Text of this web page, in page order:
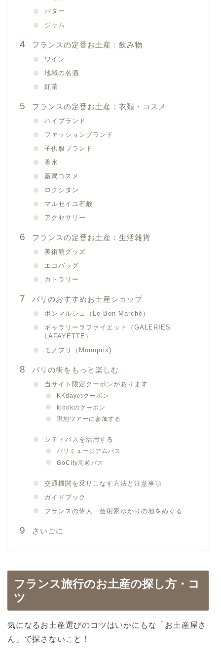
バター
ジャム
フランスの定番お土産：飲み物
ワイン
地域の名酒
紅茶
フランスの定番お土産：衣類・コスメ
ハイブランド
ファッションブランド
子供服ブランド
香水
薬局コスメ
ロクシタン
マルセイユ石鹸
アクセサリー
フランスの定番お土産：生活雑貨
美術館グッズ
エコバッグ
カトラリー
パリのおすすめお土産ショップ
ボンマルシェ（Le Bon Marché）
ギャラリーラファイエット（GALERIES
LAFAYETTE）
モノプリ（Monoprix)
パリの街をもっと楽しむ
当サイト限定クーポンがあります
KKdayのクーポン
klookのクーポン
現地ツアーに参加する
シティパスを活用する
パリミュージアムパス
GoCity周遊パス
交通機関を乗りこなす方法と注意事項
ガイドブック
フランスの偉人・芸術家ゆかりの地をめぐる
さいごに
フランス旅行のお土産の探し方・コ
ツ
気になるお土産選びのコツはいかにもな「お土産屋さ
ん」で探さないこと！